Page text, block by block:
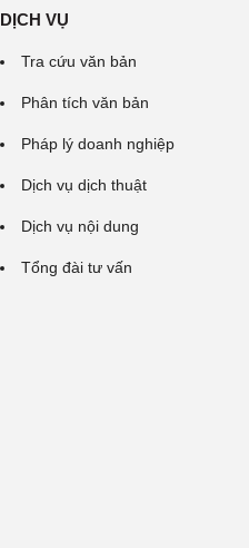
DỊCH VỤ
Tra cứu văn bản
Phân tích văn bản
Pháp lý doanh nghiệp
Dịch vụ dịch thuật
Dịch vụ nội dung
Tổng đài tư vấn